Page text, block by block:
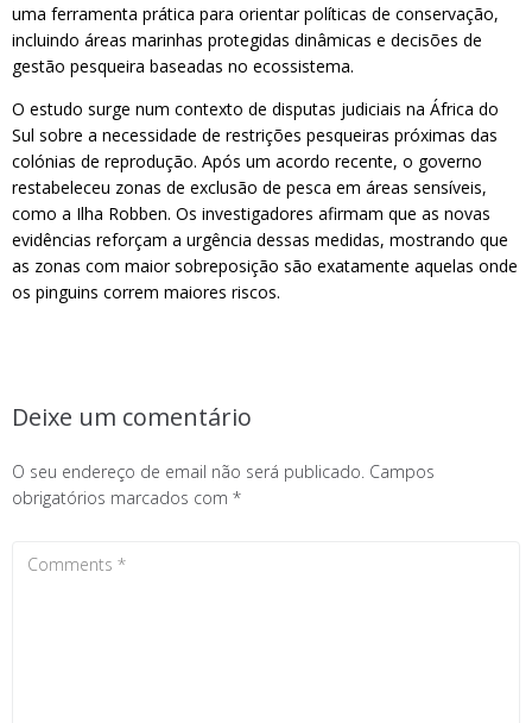
uma ferramenta prática para orientar políticas de conservação,
incluindo áreas marinhas protegidas dinâmicas e decisões de
gestão pesqueira baseadas no ecossistema.
O estudo surge num contexto de disputas judiciais na África do
Sul sobre a necessidade de restrições pesqueiras próximas das
colónias de reprodução. Após um acordo recente, o governo
restabeleceu zonas de exclusão de pesca em áreas sensíveis,
como a Ilha Robben. Os investigadores afirmam que as novas
evidências reforçam a urgência dessas medidas, mostrando que
as zonas com maior sobreposição são exatamente aquelas onde
os pinguins correm maiores riscos.
Deixe um comentário
O seu endereço de email não será publicado. Campos
obrigatórios marcados com *